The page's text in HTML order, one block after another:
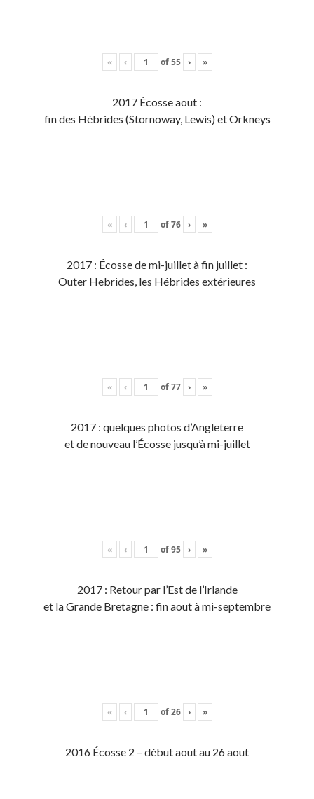
« ‹ of55 › »
2017 Écosse aout :
fin des Hébrides (Stornoway, Lewis) et Orkneys
« ‹ of76 › »
2017 : Écosse de mi-juillet à fin juillet :
Outer Hebrides, les Hébrides extérieures
« ‹ of77 › »
2017 : quelques photos d’Angleterre
et de nouveau l’Écosse jusqu’à mi-juillet
« ‹ of95 › »
2017 : Retour par l’Est de l’Irlande
et la Grande Bretagne : fin aout à mi-septembre
« ‹ of26 › »
2016 Écosse 2 – début aout au 26 aout